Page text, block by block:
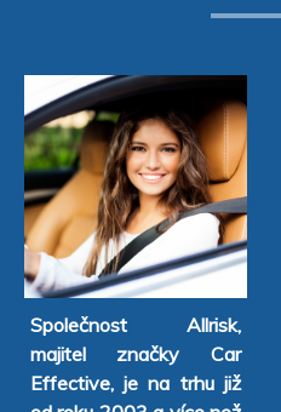
Společnost Allrisk,
majitel značky Car
Effective, je na trhu již